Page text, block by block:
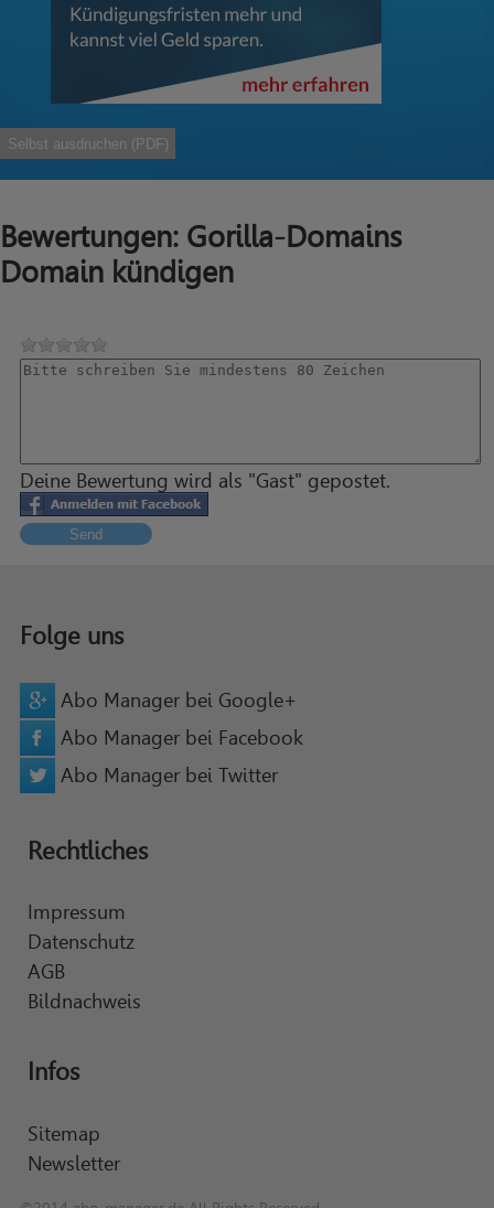
Selbst ausdruchen (PDF)
Bewertungen: Gorilla-Domains
Domain kündigen
Deine Bewertung wird als "Gast" gepostet.
Send
Folge uns
Abo Manager bei Google+
Abo Manager bei Facebook
Abo Manager bei Twitter
Rechtliches
Impressum
Datenschutz
AGB
Bildnachweis
Infos
Sitemap
Newsletter